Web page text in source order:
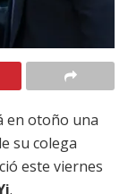
en otoño una
su colega
este viernes
.